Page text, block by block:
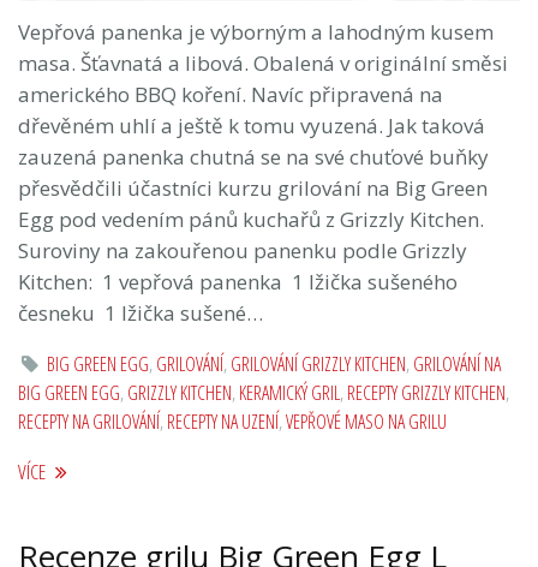
Vepřová panenka je výborným a lahodným kusem
masa. Šťavnatá a libová. Obalená v originální směsi
amerického BBQ koření. Navíc připravená na
dřevěném uhlí a ještě k tomu vyuzená. Jak taková
zauzená panenka chutná se na své chuťové buňky
přesvědčili účastníci kurzu grilování na Big Green
Egg pod vedením pánů kuchařů z Grizzly Kitchen.
Suroviny na zakouřenou panenku podle Grizzly
Kitchen: 1 vepřová panenka 1 lžička sušeného
česneku 1 lžička sušené…
BIG GREEN EGG,GRILOVÁNÍ,GRILOVÁNÍ GRIZZLY KITCHEN,GRILOVÁNÍ NA
BIG GREEN EGG,GRIZZLY KITCHEN,KERAMICKÝ GRIL,RECEPTY GRIZZLY KITCHEN,
RECEPTY NA GRILOVÁNÍ,RECEPTY NA UZENÍ,VEPŘOVÉ MASO NA GRILU
VÍCE
Recenze grilu Big Green Egg L